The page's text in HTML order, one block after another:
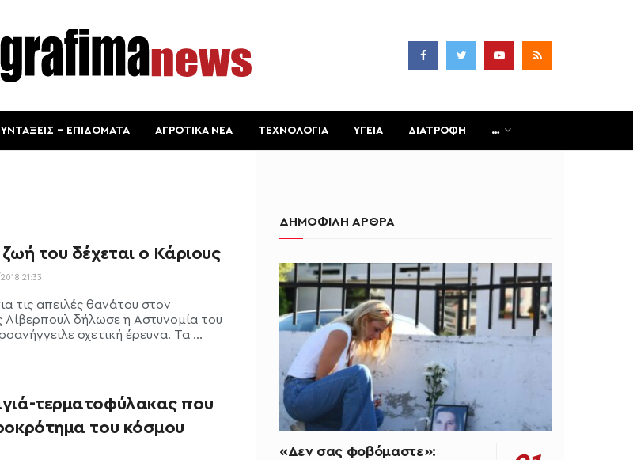
– ΕΠΙΔΟΜΑΤΑ ΑΓΡΟΤΙΚΑ ΝΕΑ ΤΕΧΝΟΛΟΓΙΑ ΥΓΕΙΑ ΔΙΑΤΡΟΦΗ …
ζωή του δέχεται ο Κάριους
21:33
τις απειλές θανάτου στον
δήλωσε η Αστυνομία του
σχετική έρευνα. Τα ...
τερματοφύλακας που
του κόσμου
ΔΗΜΟΦΙΛΗ ΑΡΘΡΑ
«Δεν σας φοβόμαστε»: